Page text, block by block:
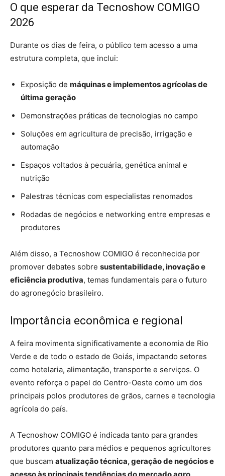
O que esperar da Tecnoshow COMIGO
2026
Durante os dias de feira, o público tem acesso a uma
estrutura completa, que inclui:
Exposição de máquinas e implementos agrícolas de
última geração
Demonstrações práticas de tecnologias no campo
Soluções em agricultura de precisão, irrigação e
automação
Espaços voltados à pecuária, genética animal e
nutrição
Palestras técnicas com especialistas renomados
Rodadas de negócios e networking entre empresas e
produtores
Além disso, a Tecnoshow COMIGO é reconhecida por
promover debates sobre sustentabilidade, inovação e
eficiência produtiva, temas fundamentais para o futuro
do agronegócio brasileiro.
Importância econômica e regional
A feira movimenta significativamente a economia de Rio
Verde e de todo o estado de Goiás, impactando setores
como hotelaria, alimentação, transporte e serviços. O
evento reforça o papel do Centro-Oeste como um dos
principais polos produtores de grãos, carnes e tecnologia
agrícola do país.
A Tecnoshow COMIGO é indicada tanto para grandes
produtores quanto para médios e pequenos agricultores
que buscam atualização técnica, geração de negócios e
acesso às principais tendências do mercado agro